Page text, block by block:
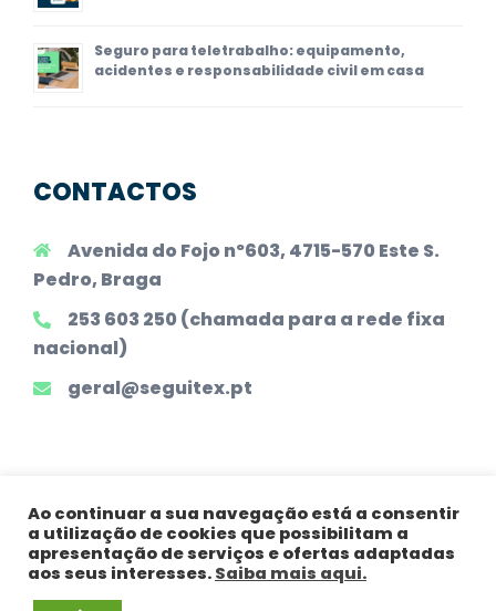
Seguro para teletrabalho: equipamento,
acidentes e responsabilidade civil em casa
CONTACTOS
Avenida do Fojo nº603, 4715-570 Este S.
Pedro, Braga
253 603 250 (chamada para a rede fixa
nacional)
geral@seguitex.pt
Todos os Direitos Reservados |Declaração
Legal|Política de Privacidade|Princípios
Gerais|Política de Tratamento de Dados
Ao continuar a sua navegação está a consentir
a utilização de cookies que possibilitam a
apresentação de serviços e ofertas adaptadas
aos seus interesses. Saiba mais aqui.